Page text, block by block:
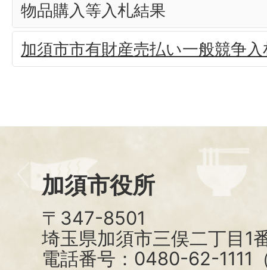
物品購入等入札結果
加須市市有財産売払い一般競争
加須市役所
〒347-8501
埼玉県加須市三俣二丁目1
電話番号：0480-62-1111